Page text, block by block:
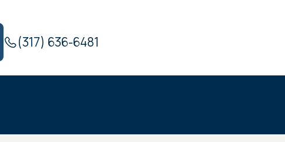
(317) 636-6481